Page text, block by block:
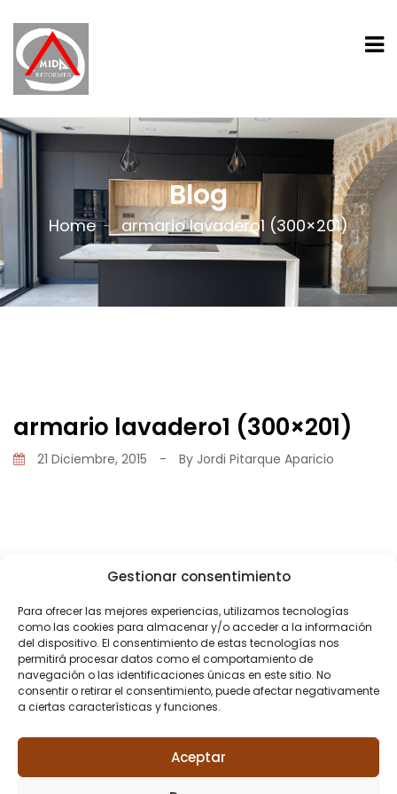
Gestionar consentimiento
Para ofrecer las mejores experiencias, utilizamos tecnologías
como las cookies para almacenar y/o acceder a la información
del dispositivo. El consentimiento de estas tecnologías nos
permitirá procesar datos como el comportamiento de
navegación o las identificaciones únicas en este sitio. No
consentir o retirar el consentimiento, puede afectar negativamente
a ciertas características y funciones.
Aceptar
Blog
Home armario lavadero1 (300×201)
armario lavadero1 (300×201)
21 Diciembre, 2015 - By Jordi Pitarque Aparicio
PREVIOUS POST
Reforma cocina